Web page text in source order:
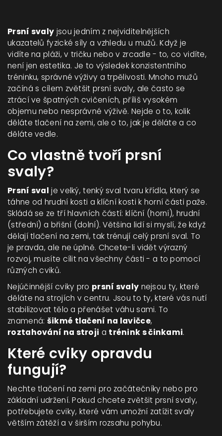
Prsní svaly jsou jedním z nejviditelnějších
ukazatelů fyzické síly a vzhledu u mužů. Když je
vidíte na pláži, v tričku nebo v zrcadle - to, co vidíte,
není jen estetika. Je to výsledek konzistentního
tréninku, správné výživy a trpělivosti. Mnoho mužů
začíná s cílem zvětšit prsní svaly, ale často se
ztrácí ve špatných cvičeních, příliš vysokém
objemu nebo nesprávné výživě. Nejde o to, kolik
děláte tlačení na zemi, ale o to, jak je děláte a co
děláte vedle.
Co vlastně tvoří prsní
svaly?
Prsní sval je velký, tenký sval tvaru křídla, který se
táhne od hrudní kosti a klíční kosti k horní části paže.
Skládá se ze tří hlavních částí: klíční (horní), hrudní
(střední) a břišní (dolní). Většina lidí si myslí, že když
dělají tlačení na zemi, tak trénují celý prsní sval. To
je pravda, ale ne úplně. Chcete-li vidět výrazný
rozvoj, musíte cílit na všechny části - a to pomocí
různých cviků.
Nejúčinnější cviky pro prsní svaly nejsou ty, které
děláte na strojích v centru. Jsou to ty, které vás nutí
stabilizovat tělo a přenášet váhu sami. To
znamená: šikmé tlačení na lavičce,
roztahování na stroji a trénink s činkami.
Které cviky opravdu
fungují?
Nechte tlačení na zemi pro začátečníky nebo pro
základní udržení. Pokud chcete zvětšit prsní svaly,
potřebujete cviky, které vám umožní zatížit svaly
větším zátěží a v širším rozsahu pohybu.